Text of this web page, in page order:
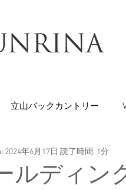
立山バックカントリー
山 かぐらバックカントリ
ルディン
2024年6月17日 読了時間: 1分